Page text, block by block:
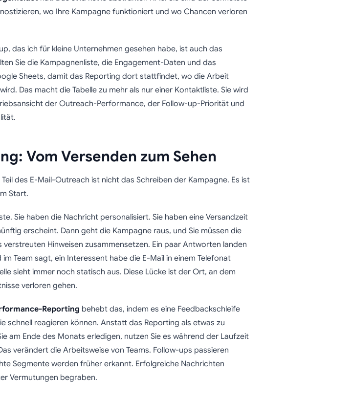
wo Ihre Kampagne funktioniert und wo Chancen verloren
das ich für kleine Unternehmen gesehen habe, ist auch das
Sie die Kampagnenliste, die Engagement-Daten und das
Sheets, damit das Reporting dort stattfindet, wo die Arbeit
Das macht die Tabelle zu mehr als nur einer Kontaktliste. Sie wird
der Outreach-Performance, der Follow-up-Priorität und
Vom Versenden zum Sehen
des E-Mail-Outreach ist nicht das Schreiben der Kampagne. Es ist
Start.
Sie haben die Nachricht personalisiert. Sie haben eine Versandzeit
erscheint. Dann geht die Kampagne raus, und Sie müssen die
verstreuten Hinweisen zusammensetzen. Ein paar Antworten landen
im Team sagt, ein Interessent habe die E-Mail in einem Telefonat
sieht immer noch statisch aus. Diese Lücke ist der Ort, an dem
verloren gehen.
Reporting behebt das, indem es eine Feedbackschleife
schnell reagieren können. Anstatt das Reporting als etwas zu
am Ende des Monats erledigen, nutzen Sie es während der Laufzeit
verändert die Arbeitsweise von Teams. Follow-ups passieren
Segmente werden früher erkannt. Erfolgreiche Nachrichten
Vermutungen begraben.